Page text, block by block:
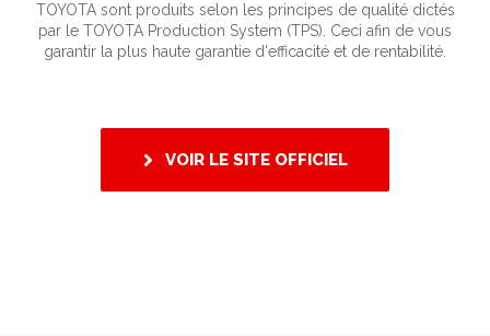
TOYOTA sont produits selon les principes de qualité dictés
par le TOYOTA Production System (TPS). Ceci afin de vous
garantir la plus haute garantie d'efficacité et de rentabilité.
VOIR LE SITE OFFICIEL